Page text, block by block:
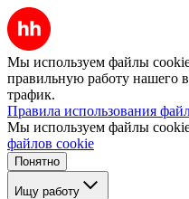
Мы используем файлы
правильную работу нашего
трафик.
Правила использования
Мы используем файлы
файлов cookie
Понятно
Ищу работу